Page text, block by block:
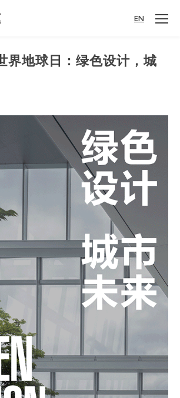
EN
界地球日：绿色设计，城